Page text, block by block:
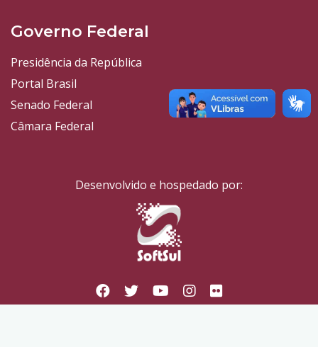
Governo Federal
Presidência da República
Portal Brasil
Senado Federal
Câmara Federal
Desenvolvido e hospedado por: